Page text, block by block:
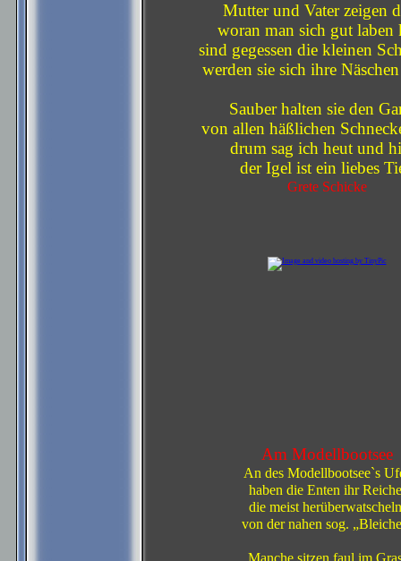
Mutter und Vater zeigen
woran man sich gut laben
sind gegessen die kleinen
werden sie sich ihre
Sauber halten sie den
von allen häßlichen
drum sag ich heut und
der Igel ist ein liebes
Grete Schicke
Am Modellbootsee
An des Modellbootsee`s
haben die Enten ihr
die meist
von der nahen sog.
Manche sitzen faul im